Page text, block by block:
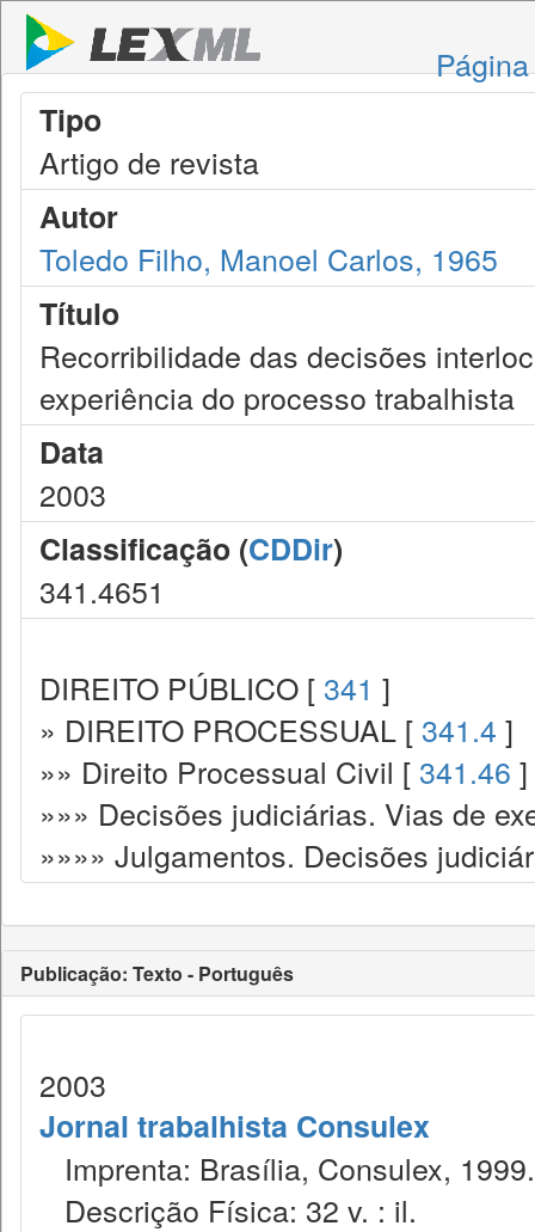
Tipo
Artigo de revista
Autor
Toledo Filho, Manoel Carlos, 1965
Título
Recorribilidade das decisões
experiência do processo trabalhista
Data
2003
Classificação (CDDir)
341.4651
DIREITO PÚBLICO [ 341 ]
» DIREITO PROCESSUAL [ 341.4 ]
»» Direito Processual Civil [ 341.46 ]
»»» Decisões judiciárias. Vias de
»»»» Julgamentos. Decisões
Publicação: Texto - Português
2003
Jornal trabalhista Consulex
Imprenta: Brasília, Consulex, 1999.
Descrição Física: 32 v. : il.